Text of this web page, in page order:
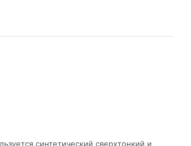
синтетический сверхтонкий и